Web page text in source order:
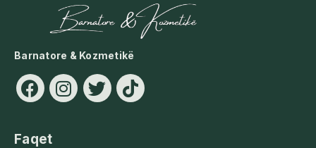
Barnatore & Kozmetikë
Faqet